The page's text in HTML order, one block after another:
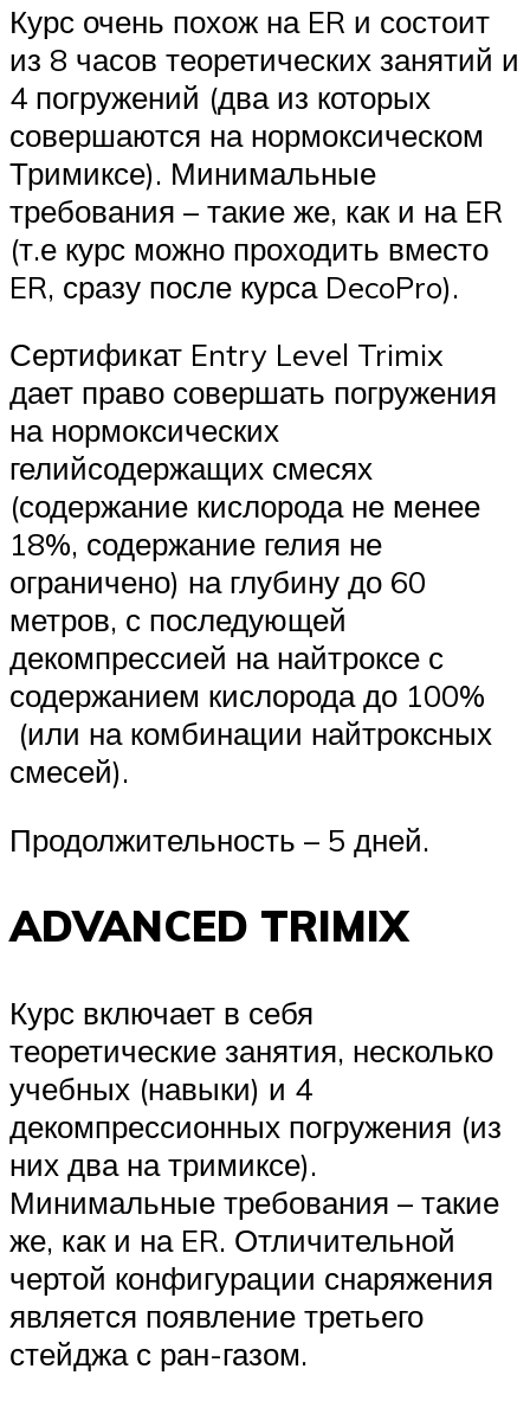
Курс очень похож на ER и состоит
из 8 часов теоретических занятий и
4 погружений (два из которых
совершаются на нормоксическом
Тримиксе). Минимальные
требования – такие же, как и на ER
(т.е курс можно проходить вместо
ER, сразу после курса DecoPro).
Сертификат Entry Level Trimix
дает право совершать погружения
на нормоксических
гелийсодержащих смесях
(содержание кислорода не менее
18%, содержание гелия не
ограничено) на глубину до 60
метров, с последующей
декомпрессией на найтроксе с
содержанием кислорода до 100%
(или на комбинации найтроксных
смесей).
Продолжительность – 5 дней.
ADVANCED TRIMIX
Курс включает в себя
теоретические занятия, несколько
учебных (навыки) и 4
декомпрессионных погружения (из
них два на тримиксе).
Минимальные требования – такие
же, как и на ER. Отличительной
чертой конфигурации снаряжения
является появление третьего
стейджа с ран-газом.